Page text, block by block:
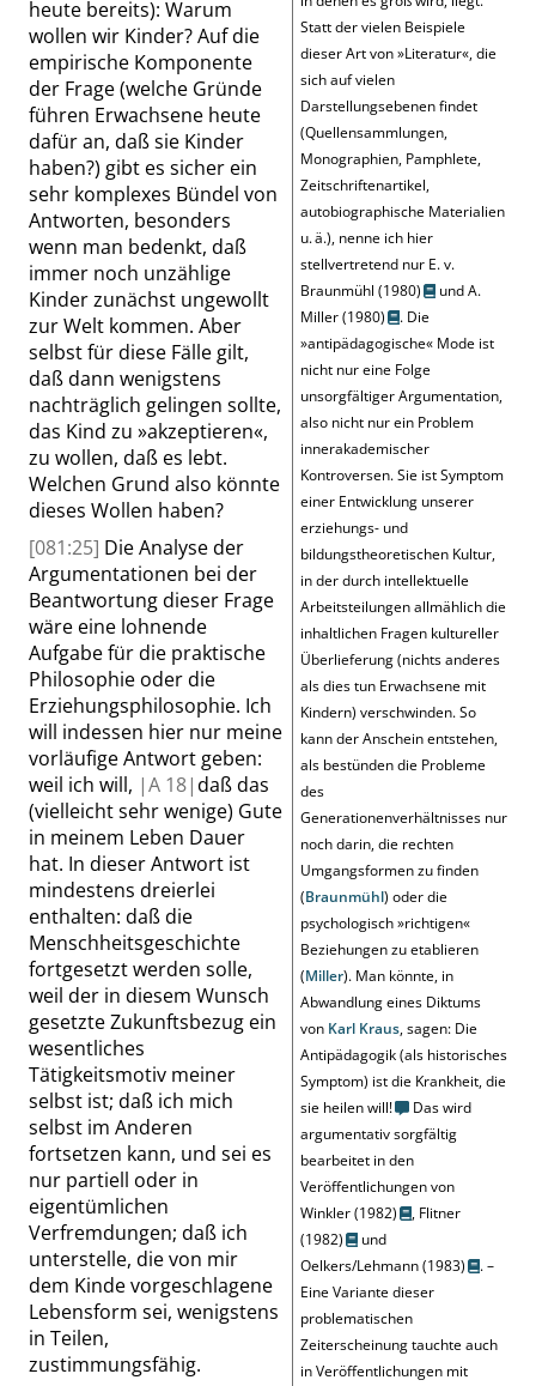
Statt der vielen Beispiele
dieser Art von»Literatur«, die
sich auf vielen
Darstellungsebenen findet
(Quellensammlungen,
Monographien, Pamphlete,
Zeitschriftenartikel,
autobiographische Materialien
u. ä.), nenne ich hier
stellvertretend nur E. v.
Braunmühl (1980)
undA.
Miller (1980)
. Die
»antipädagogische« Mode ist
nicht nur eine Folge
unsorgfältiger Argumentation,
also nicht nur ein Problem
innerakademischer
Kontroversen. Sie ist Symptom
einer Entwicklung unserer
erziehungs- und
bildungstheoretischen Kultur,
in der durch intellektuelle
Arbeitsteilungen allmählich die
inhaltlichen Fragen kultureller
Überlieferung (nichts anderes
als dies tun Erwachsene mit
Kindern) verschwinden. So
kann der Anschein entstehen,
als bestünden die Probleme
des
Generationenverhältnisses nur
noch darin, die rechten
Umgangsformen zu finden
(Braunmühl) oder die
psychologisch»richtigen«
Beziehungen zu etablieren
(Miller). Man könnte, in
Abwandlung eines Diktums
von Karl Kraus, sagen: Die
Antipädagogik (als historisches
Symptom) ist die Krankheit, die
sie heilen will!
Das wird
argumentativ sorgfältig
bearbeitet in den
Veröffentlichungen von
Winkler (1982)
, Flitner
(1982)
und
Oelkers/Lehmann (1983)
. –
Eine Variante dieser
problematischen
Zeiterscheinung tauchte auch
in Veröffentlichungen mit
heute bereits): Warum
wollen wir Kinder? Auf die
empirische Komponente
der Frage (welche Gründe
führen Erwachsene heute
dafür an, daß sie Kinder
haben?) gibt es sicher ein
sehr komplexes Bündel von
Antworten, besonders
wenn man bedenkt, daß
immer noch unzählige
Kinder zunächst ungewollt
zur Welt kommen. Aber
selbst für diese Fälle gilt,
daß dann wenigstens
nachträglich gelingen sollte,
das Kind zu »akzeptieren«,
zu wollen, daß es lebt.
Welchen Grund also könnte
dieses Wollen haben?
[081:25] Die Analyse der
Argumentationen bei der
Beantwortung dieser Frage
wäre eine lohnende
Aufgabe für die praktische
Philosophie oder die
Erziehungsphilosophie. Ich
will indessen hier nur meine
vorläufige Antwort geben:
weil ich will, |A 18|daß das
(vielleicht sehr wenige) Gute
in meinem Leben Dauer
hat. In dieser Antwort ist
mindestens dreierlei
enthalten: daß die
Menschheitsgeschichte
fortgesetzt werden solle,
weil der in diesem Wunsch
gesetzte Zukunftsbezug ein
wesentliches
Tätigkeitsmotiv meiner
selbst ist; daß ich mich
selbst im Anderen
fortsetzen kann, und sei es
nur partiell oder in
eigentümlichen
Verfremdungen; daß ich
unterstelle, die von mir
dem Kinde vorgeschlagene
Lebensform sei, wenigstens
in Teilen,
zustimmungsfähig.